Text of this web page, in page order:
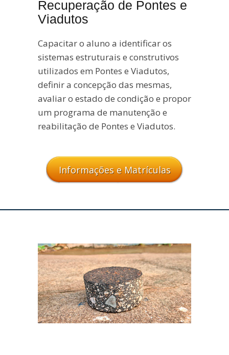
Recuperação de Pontes e
Viadutos
Capacitar o aluno a identificar os
sistemas estruturais e construtivos
utilizados em Pontes e Viadutos,
definir a concepção das mesmas,
avaliar o estado de condição e propor
um programa de manutenção e
reabilitação de Pontes e Viadutos.
Informações e Matrículas